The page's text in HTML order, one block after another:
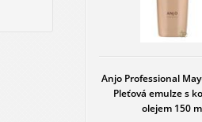
Anjo Professional
Pleťová emulze s
olejem 150